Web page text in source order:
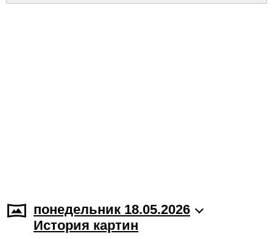
понедельник 18.05.2026
История картин